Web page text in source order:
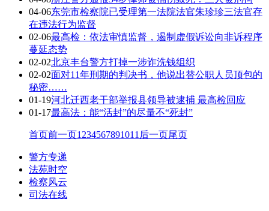
04-06东莞市检察院已受理第一法院法官朱珍珍三法官存
在违法行为监督
02-06最高检：依法审慎监督，遏制虚假诉讼向非诉程序
蔓延态势
02-02北京丰台警方打掉一涉诈洗钱组织
02-02面对11年刑期的判决书，他说出替公职人员顶包的
秘密……
01-19河北迁西老干部举报县领导被逮捕 最高检回应
01-17最高法：能“活封”的尽量不“死封”
首页前一页1 234567891011 后一页尾页
警方专递
法苑时空
检察风云
司法在线